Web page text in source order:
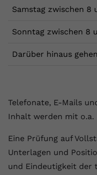
Samstag zwischen 8
Sonntag zwischen 8
Darüber hinaus
Telefonate, E-Mails
Inhalt werden mit o.a.
Eine Prüfung auf
Unterlagen und
und Eindeutigkeit der